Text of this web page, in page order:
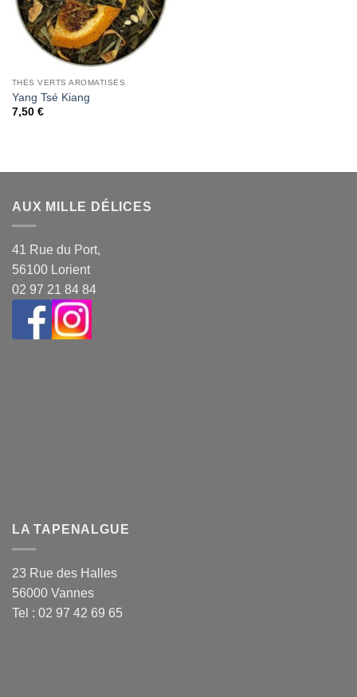
THÉS VERTS AROMATISÉS
Yang Tsé Kiang
7,50 €
AUX MILLE DÉLICES
41 Rue du Port,
56100 Lorient
02 97 21 84 84
LA TAPENALGUE
23 Rue des Halles
56000 Vannes
Tel : 02 97 42 69 65